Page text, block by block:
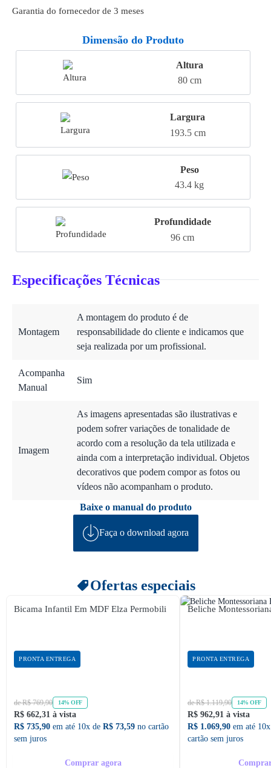
Garantia do fornecedor de 3 meses
Dimensão do Produto
Altura
80 cm
Largura
193.5 cm
Peso
43.4 kg
Profundidade
96 cm
Especificações Técnicas
Montagem
A montagem do produto é de
responsabilidade do cliente e indicamos que
seja realizada por um profissional.
Acompanha
Manual
Sim
Imagem
As imagens apresentadas são ilustrativas e
podem sofrer variações de tonalidade de
acordo com a resolução da tela utilizada e
ainda com a interpretação individual. Objetos
decorativos que podem compor as fotos ou
vídeos não acompanham o produto.
Baixe o manual do produto
Faça o download agora
Ofertas especiais
Bicama Infantil Em MDF Elza Permobili
PRONTA ENTREGA
de R$ 769,90 14% OFF
R$ 662,31 à vista
R$ 735,90 em até 10x de R$ 73,59 no cartão
sem juros
Comprar agora
Beliche
PRONTA ENTREGA
de R$ 1.119,90 14% OFF
R$ 962,91 à vista
R$ 1.069,90 em até
cartão sem juros